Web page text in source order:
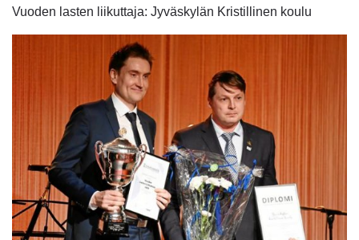
Vuoden lasten liikuttaja: Jyväskylän Kristillinen koulu